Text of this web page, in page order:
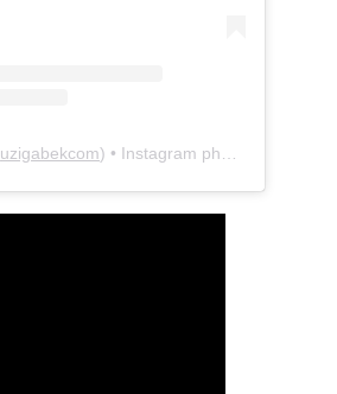
uzigabekcom) • Instagram photos and videos